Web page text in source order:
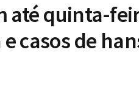
até quinta-
casos de